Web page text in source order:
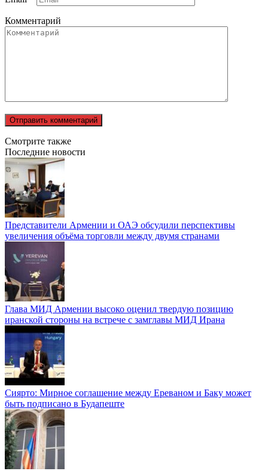
Комментарий
Смотрите также
Последние новости
Представители Армении и ОАЭ обсудили перспективы
увеличения объёма торговли между двумя странами
Глава МИД Армении высоко оценил твердую позицию
иранской стороны на встрече с замглавы МИД Ирана
Сиярто: Мирное соглашение между Ереваном и Баку может
быть подписано в Будапеште